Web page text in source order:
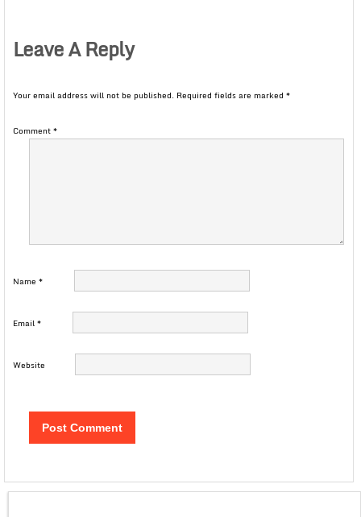
Leave A Reply
Your email address will not be published. Required fields are marked *
Comment*
Name *
Email*
Website